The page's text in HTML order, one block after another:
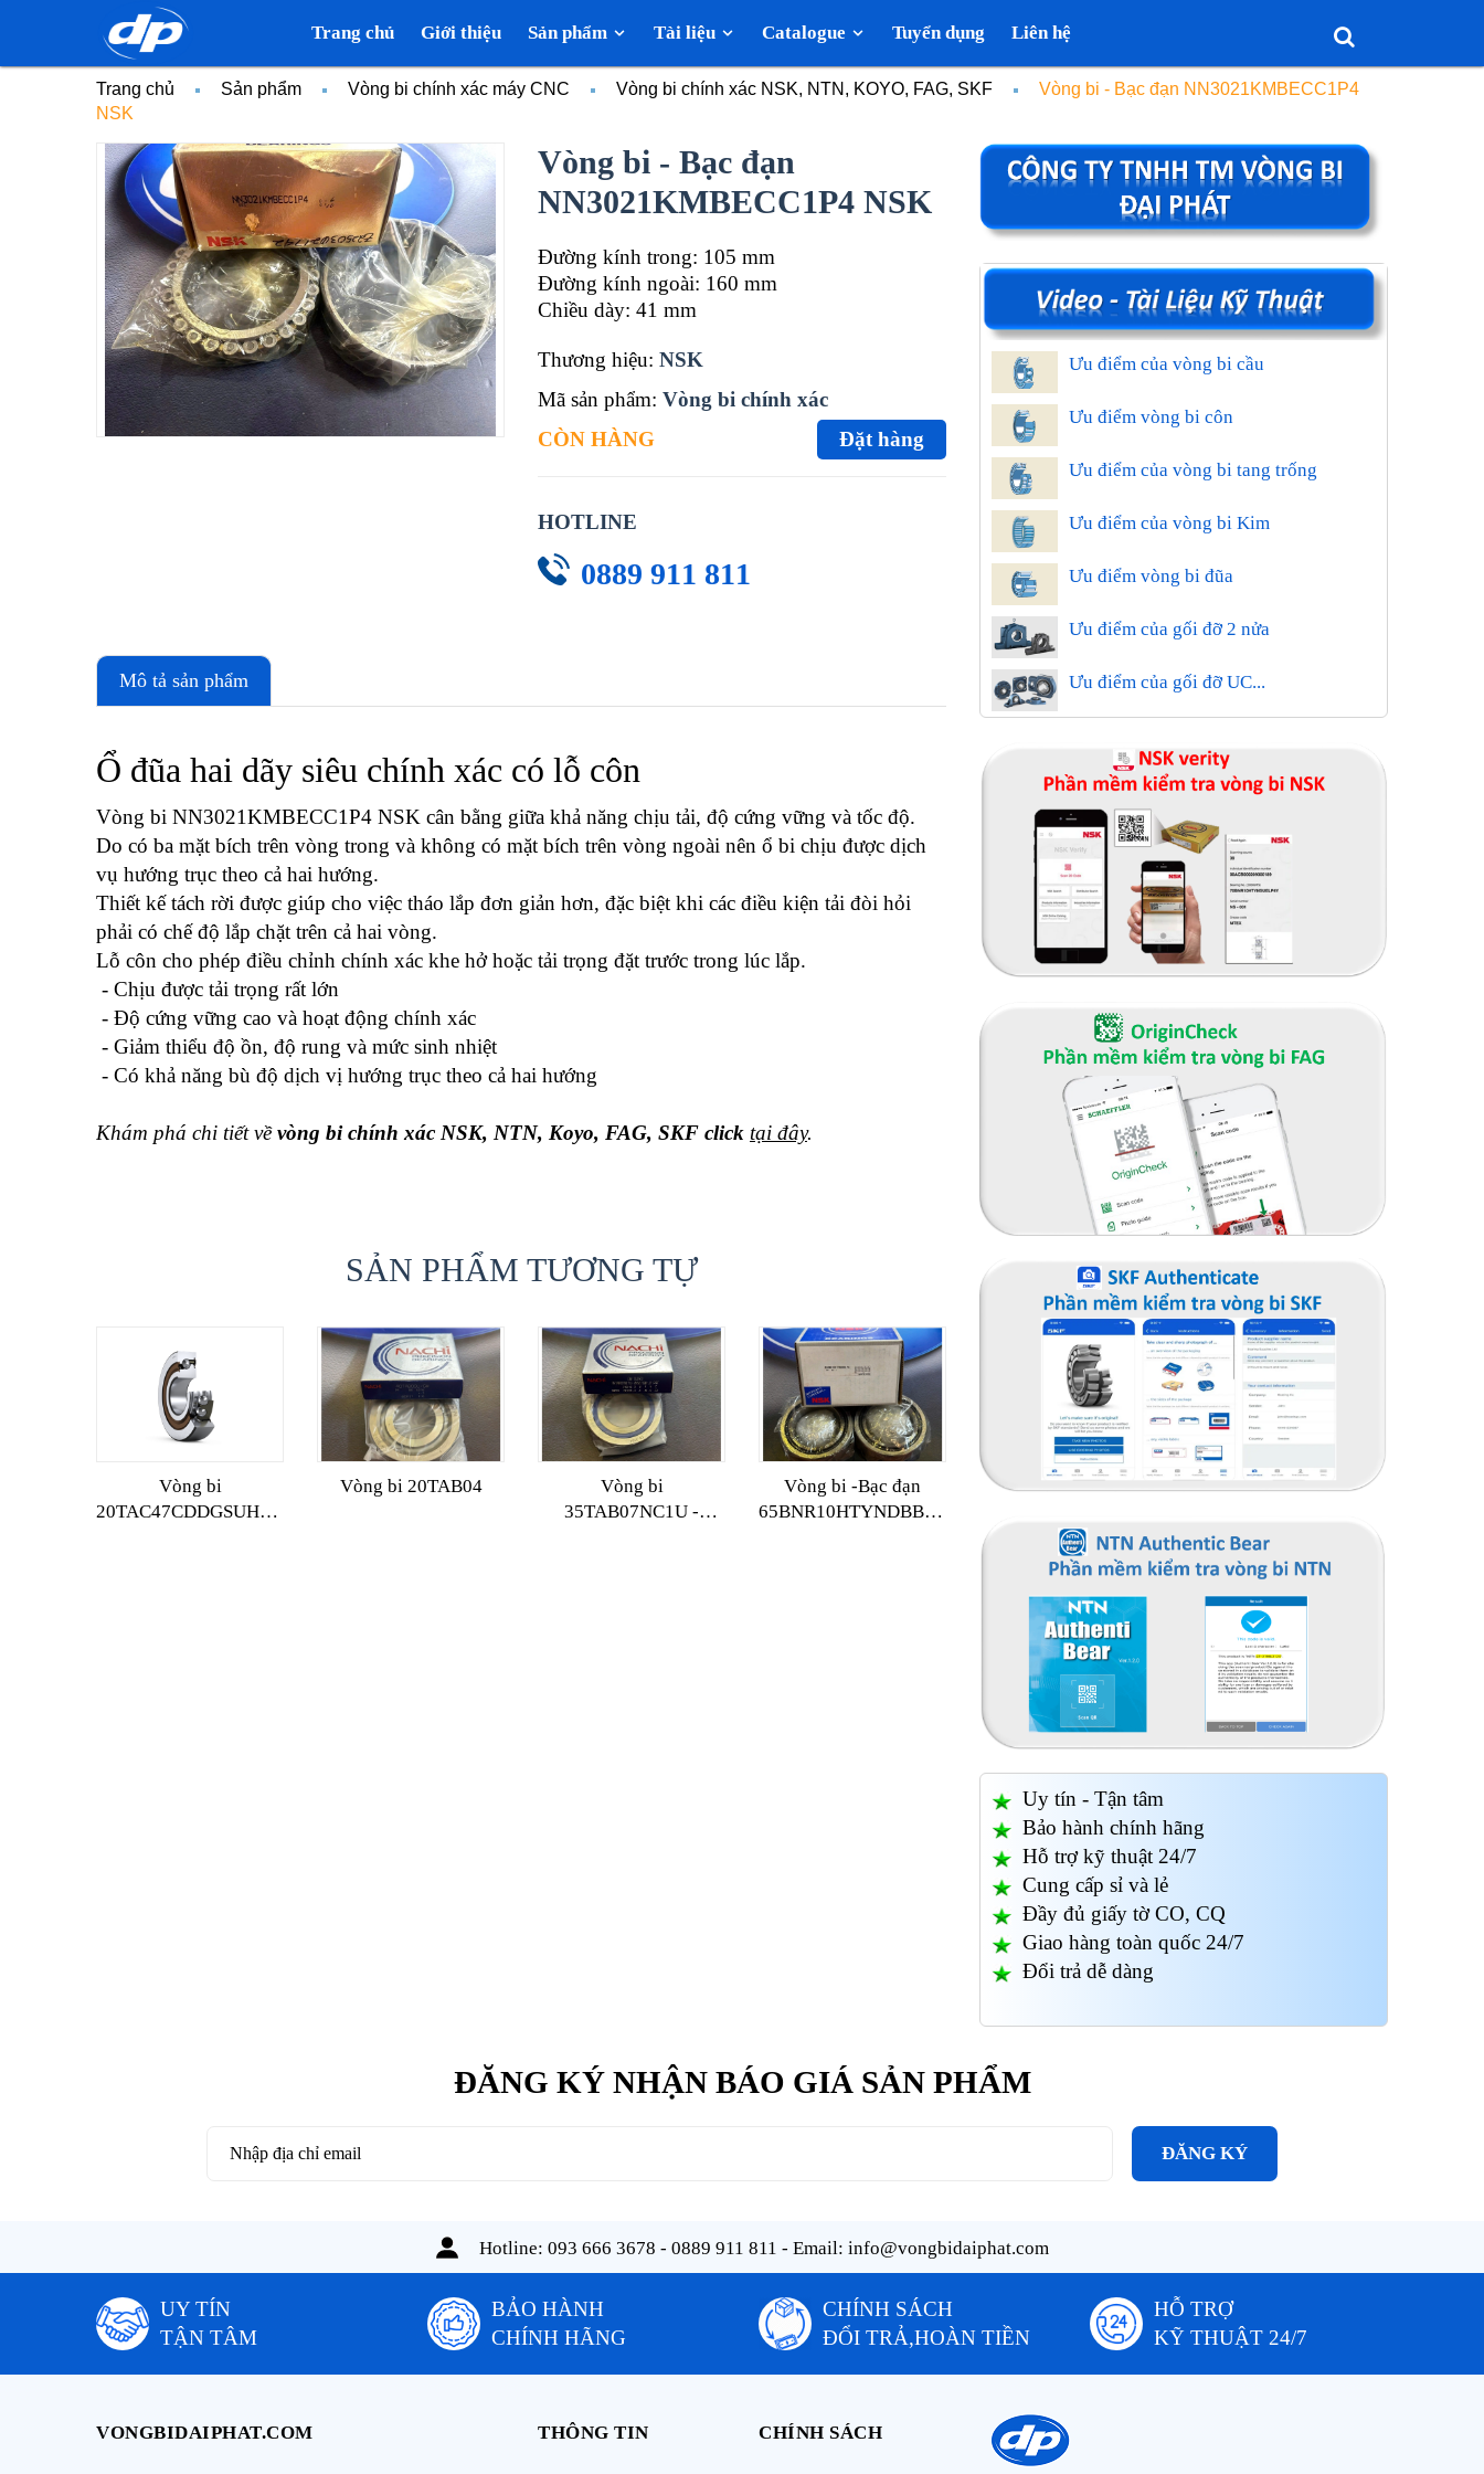
Trang chủ Giới thiệu Sản phẩm Tài liệu Catalogue Tuyển dụng Liên hệ
Trang chủ Sản phẩm Vòng bi chính xác máy CNC Vòng bi chính xác NSK, NTN, KOYO, FAG, SKF
Vòng bi - Bạc đạn NN3021KMBECC1P4
NSK
Vòng bi - Bạc đạn
NN3021KMBECC1P4 NSK
Đường kính trong: 105 mm
Đường kính ngoài: 160 mm
Chiều dày: 41 mm
Thương hiệu: NSK
Mã sản phẩm: Vòng bi chính xác
CÒN HÀNG
Đặt hàng
HOTLINE
0889 911 811
Mô tả sản phẩm
Ổ đũa hai dãy siêu chính xác có lỗ côn
Vòng bi NN3021KMBECC1P4 NSK cân bằng giữa khả năng chịu tải, độ cứng vững và tốc độ.
Do có ba mặt bích trên vòng trong và không có mặt bích trên vòng ngoài nên ổ bi chịu được dịch
vụ hướng trục theo cả hai hướng.
Thiết kế tách rời được giúp cho việc tháo lắp đơn giản hơn, đặc biệt khi các điều kiện tải đòi hỏi
phải có chế độ lắp chặt trên cả hai vòng.
Lỗ côn cho phép điều chỉnh chính xác khe hở hoặc tải trọng đặt trước trong lúc lắp.
- Chịu được tải trọng rất lớn
- Độ cứng vững cao và hoạt động chính xác
- Giảm thiểu độ ồn, độ rung và mức sinh nhiệt
- Có khả năng bù độ dịch vị hướng trục theo cả hai hướng
Khám phá chi tiết vềvòng bi chính xác NSK, NTN, Koyo, FAG, SKF click tại đây.
SẢN PHẨM TƯƠNG TỰ
Vòng bi
20TAC47CDDGSUHPN7C
Vòng bi 20TAB04
Vòng bi
35TAB07NC1U -
Vòng bi -Bạc đạn
65BNR10HTYNDBBLP4
Vòng bi - Bạc đạn
NSK
Vòng bi - Bạc đạn
Ưu điểm của vòng bi cầu
Ưu điểm vòng bi côn
Ưu điểm của vòng bi tang trống
Ưu điểm của vòng bi Kim
Ưu điểm vòng bi đũa
Ưu điểm của gối đỡ 2 nửa
Ưu điểm của gối đỡ UC...
Uy tín - Tận tâm
Bảo hành chính hãng
Hỗ trợ kỹ thuật 24/7
Cung cấp sỉ và lẻ
Đầy đủ giấy tờ CO, CQ
Giao hàng toàn quốc 24/7
Đổi trả dễ dàng
ĐĂNG KÝ NHẬN BÁO GIÁ SẢN PHẨM
ĐĂNG KÝ
Hotline: 093 666 3678 - 0889 911 811 - Email: info@vongbidaiphat.com
UY TÍN
TẬN TÂM
BẢO HÀNH
CHÍNH HÃNG
CHÍNH SÁCH
ĐỔI TRẢ,HOÀN TIỀN
HỖ TRỢ
KỸ THUẬT 24/7
VONGBIDAIPHAT.COM THÔNG TIN CHÍNH SÁCH